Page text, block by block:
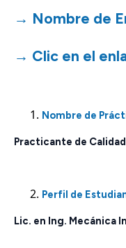
→ Nombre de
→ Clic en el
Nombre de
Practicante de Calidad
Perfil de
Lic. en Ing. Mecánica